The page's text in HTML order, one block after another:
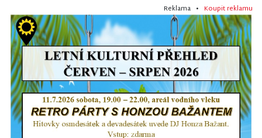
Reklama • Koupit reklamu